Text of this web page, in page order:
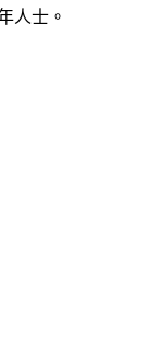
人士。